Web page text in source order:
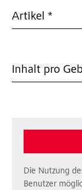
Artikel *
Inhalt pro
Die Nutzung
Benutzer